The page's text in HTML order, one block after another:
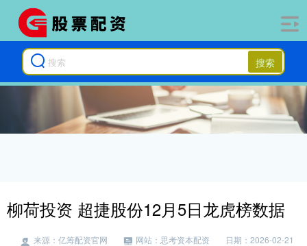
搜索
柳荷投资 超捷股份12月5日龙虎榜数据
来源：亿筹配资官网 网站：思考资本配资
日期：2026-02-21